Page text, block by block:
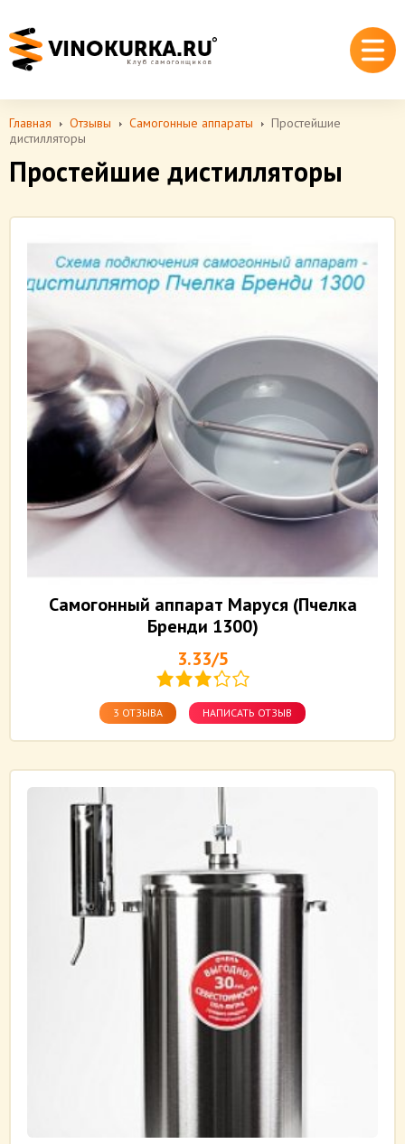
Главная Отзывы Самогонные аппараты
Простейшие
дистилляторы
Простейшие дистилляторы
Самогонный аппарат Маруся (Пчелка
Бренди 1300)
3.33/5
3 ОТЗЫВА НАПИСАТЬ ОТЗЫВ